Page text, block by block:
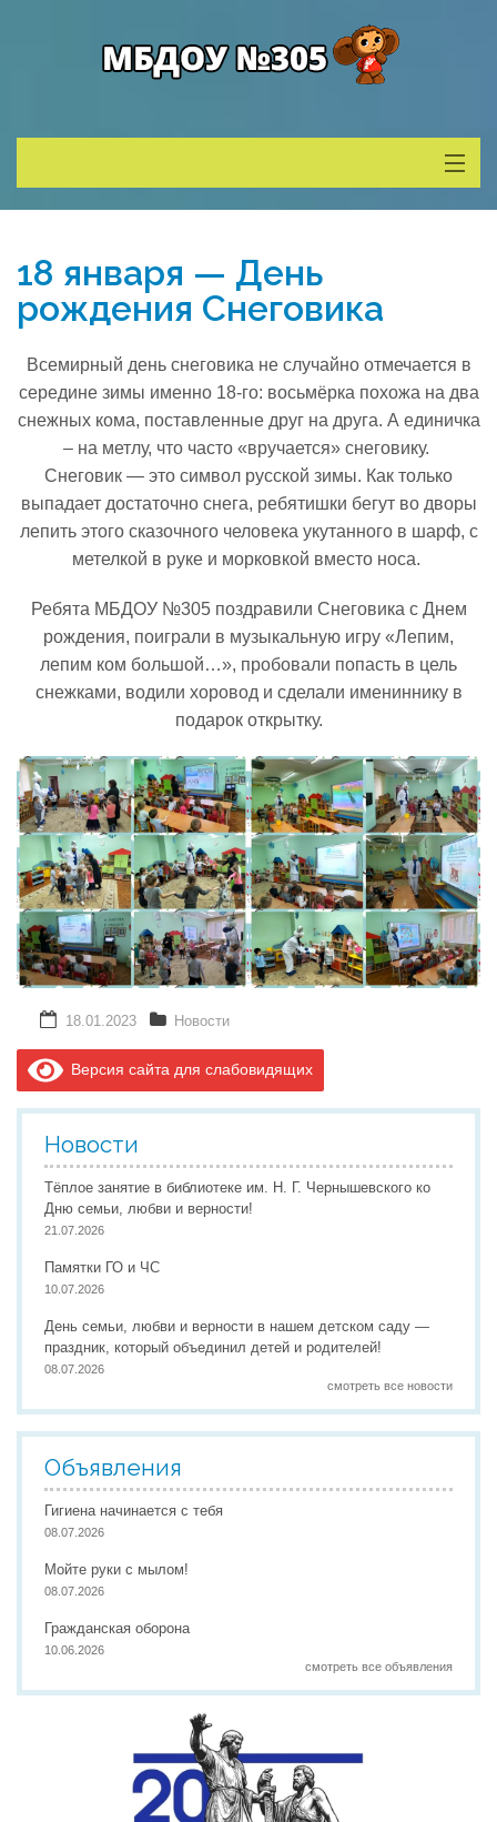
Деятельность
Родителям
Учитель года
Противодействие коррупции
Реализация соц заказа
Напишите нам
18 января — День
рождения Снеговика
Всемирный день снеговика не случайно отмечается в
середине зимы именно 18-го: восьмёрка похожа на два
снежных кома, поставленные друг на друга. А единичка
– на метлу, что часто «вручается» снеговику.
Снеговик — это символ русской зимы. Как только
выпадает достаточно снега, ребятишки бегут во дворы
лепить этого сказочного человека укутанного в шарф, с
метелкой в руке и морковкой вместо носа.
Ребята МБДОУ №305 поздравили Снеговика с Днем
рождения, поиграли в музыкальную игру «Лепим,
лепим ком большой…», пробовали попасть в цель
снежками, водили хоровод и сделали имениннику в
подарок открытку.
18.01.2023 Новости
Версия сайта для слабовидящих
Новости
Тёплое занятие в библиотеке им. Н. Г. Чернышевского ко
Дню семьи, любви и верности!
21.07.2026
Памятки ГО и ЧС
10.07.2026
День семьи, любви и верности в нашем детском саду —
праздник, который объединил детей и родителей!
08.07.2026
смотреть все новости
Объявления
Гигиена начинается с тебя
08.07.2026
Мойте руки с мылом!
08.07.2026
Гражданская оборона
10.06.2026
смотреть все объявления